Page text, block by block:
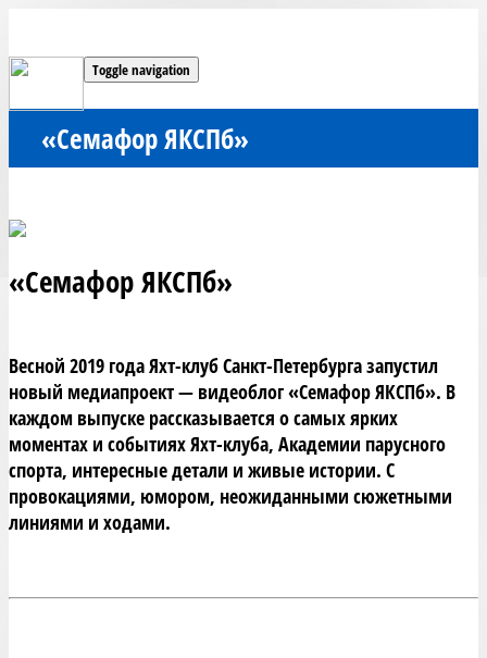
Toggle navigation
«Семафор ЯКСПб»
«Семафор ЯКСПб»
Весной 2019 года Яхт-клуб Санкт-Петербурга запустил
новый медиапроект — видеоблог «Семафор ЯКСПб». В
каждом выпуске рассказывается о самых ярких
моментах и событиях Яхт-клуба, Академии парусного
спорта, интересные детали и живые истории. С
провокациями, юмором, неожиданными сюжетными